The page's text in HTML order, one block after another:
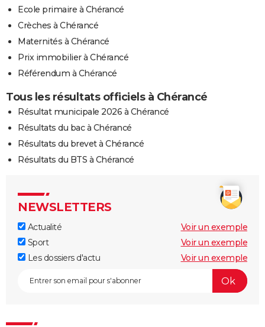
Ecole primaire à Chérancé
Crèches à Chérancé
Maternités à Chérancé
Prix immobilier à Chérancé
Référendum à Chérancé
Tous les résultats officiels à Chérancé
Résultat municipale 2026 à Chérancé
Résultats du bac à Chérancé
Résultats du brevet à Chérancé
Résultats du BTS à Chérancé
NEWSLETTERS
Actualité
Voir un exemple
Sport
Voir un exemple
Les dossiers d'actu
Voir un exemple